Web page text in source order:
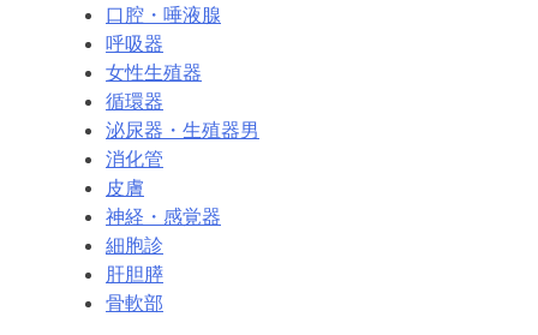
口腔・唾液腺
呼吸器
女性生殖器
循環器
泌尿器・生殖器男
消化管
皮膚
神経・感覚器
細胞診
肝胆膵
骨軟部